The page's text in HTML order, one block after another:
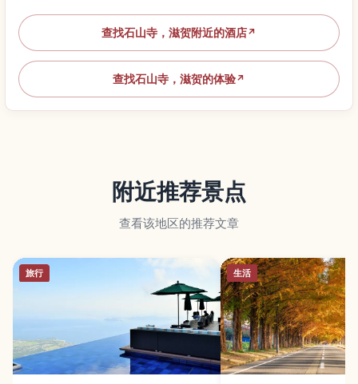
查找石山寺，滋贺附近的酒店↗
查找石山寺，滋贺的体验↗
附近推荐景点
查看该地区的推荐文章
旅行 生活